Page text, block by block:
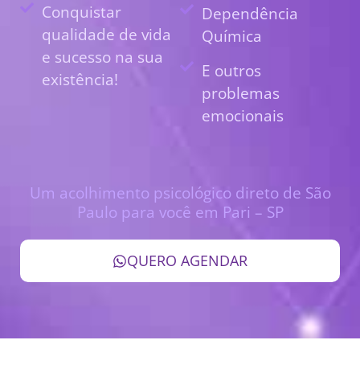
Conquistar
qualidade de vida
e sucesso na sua
existência!
Dependência
Química
E outros
problemas
emocionais
Um acolhimento psicológico direto de São
Paulo para você em Pari – SP
QUERO AGENDAR